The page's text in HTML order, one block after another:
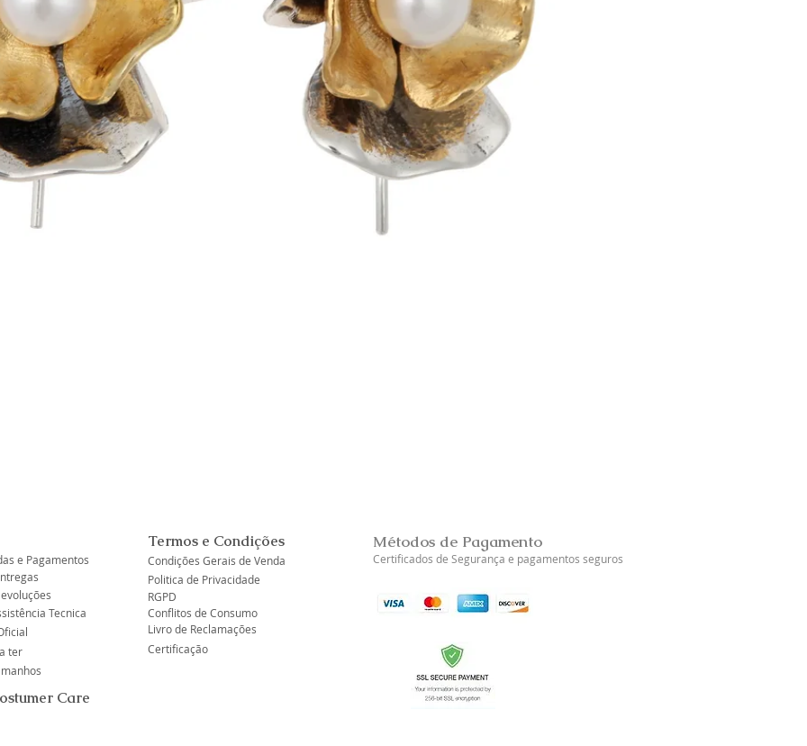
e Pagamentos
Tecnica
ter
Care
Termos e Condições
Condições Gerais de Venda
Politica de Privacidade
RGPD
Conflitos de Consumo
Livro de Reclamações
Certificação
Métodos de Pagamento
Certificados de Segurança e pagamentos seguros